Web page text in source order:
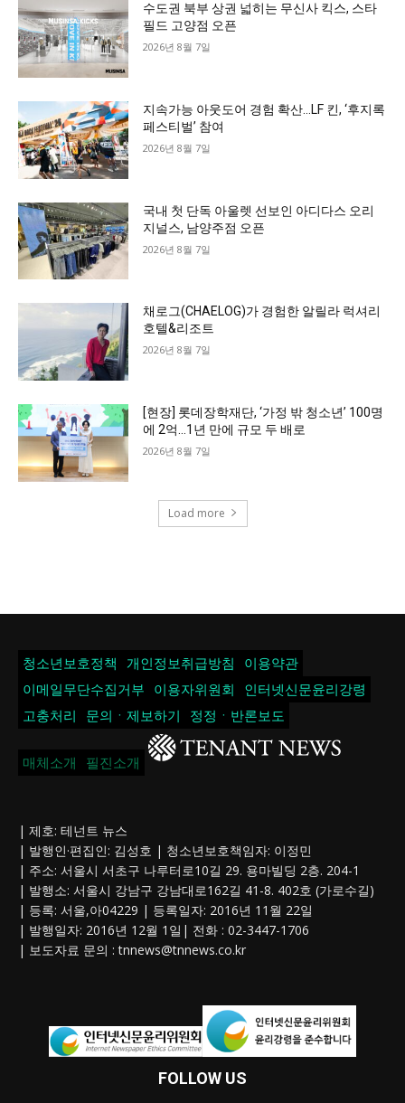
수도권 북부 상권 넓히는 무신사 킥스, 스타
필드 고양점 오픈
2026년 8월 7일
지속가능 아웃도어 경험 확산…LF 킨, ‘후지록
페스티벌’ 참여
2026년 8월 7일
국내 첫 단독 아울렛 선보인 아디다스 오리
지널스, 남양주점 오픈
2026년 8월 7일
채로그(CHAELOG)가 경험한 알릴라 럭셔리
호텔&리조트
2026년 8월 7일
[현장] 롯데장학재단, ‘가정 밖 청소년’ 100명
에 2억…1년 만에 규모 두 배로
2026년 8월 7일
Load more
청소년보호정책 개인정보취급방침
이용약관
이메일무단수집거부
이용자위원회
인터넷신문윤리강령
고충처리
문의ㆍ제보하기 정정ㆍ반론보도
매체소개 필진소개
| 제호: 테넌트 뉴스
| 발행인·편집인: 김성호 | 청소년보호책임자: 이정민
| 주소: 서울시 서초구 나루터로10길 29. 용마빌딩 2층. 204-1
| 발행소: 서울시 강남구 강남대로162길 41-8. 402호 (가로수길)
| 등록: 서울,아04229 | 등록일자: 2016년 11월 22일
| 발행일자: 2016년 12월 1일| 전화 : 02-3447-1706
| 보도자료 문의 :tnnews@tnnews.co.kr
FOLLOW US